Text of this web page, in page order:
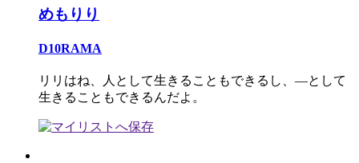
めもりり
D10RAMA
リリはね、人として生きることもできるし、―として
生きることもできるんだよ。